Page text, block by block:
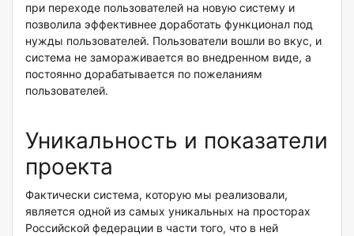
при переходе пользователей на новую систему и
позволила эффективнее доработать функционал под
нужды пользователей. Пользователи вошли во вкус, и
система не замораживается во внедренном виде, а
постоянно дорабатывается по пожеланиям
пользователей.
Уникальность и показатели
проекта
Фактически система, которую мы реализовали,
является одной из самых уникальных на просторах
Российской федерации в части того, что в ней